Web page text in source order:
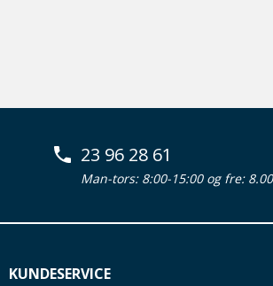
23 96 28 61
Man-tors: 8:00-15:00 og fre:
KUNDESERVICE